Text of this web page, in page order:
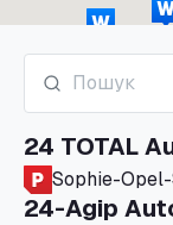
24 TOTAL
Sophie-
24-Agip